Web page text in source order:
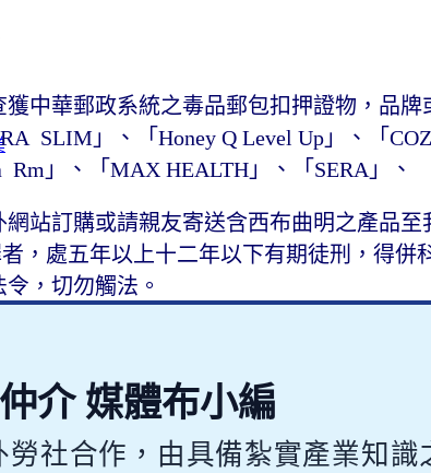
中華郵政系統之毒品郵包扣押證物，品牌
SLIM」、「Honey Q Level Up」、「
」、「MAX HEALTH」、「SERA」、
站訂購或請親友寄送含西布曲明之產品
，處五年以上十二年以下有期徒刑，得併
，切勿觸法。
介 媒體布小編
勞社合作，由具備紮實產業知